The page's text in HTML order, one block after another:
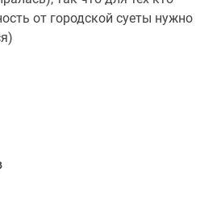
от городской суеты нужно